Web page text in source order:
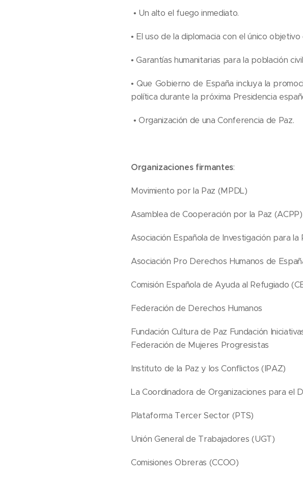
• Un alto el fuego inmediato.
• El uso de la diplomacia con el único
• Garantías humanitarias para la población
• Que Gobierno de España incluya la
política durante la próxima Presidencia
• Organización de una Conferencia de Paz.
Organizaciones firmantes:
Movimiento por la Paz (MPDL)
Asamblea de Cooperación por la Paz (ACPP)
Asociación Española de Investigación para la
Asociación Pro Derechos Humanos de
Comisión Española de Ayuda al Refugiado
Federación de Derechos Humanos
Fundación Cultura de Paz Fundación
Federación de Mujeres Progresistas
Instituto de la Paz y los Conflictos (IPAZ)
La Coordinadora de Organizaciones para el
Plataforma Tercer Sector (PTS)
Unión General de Trabajadores (UGT)
Comisiones Obreras (CCOO)